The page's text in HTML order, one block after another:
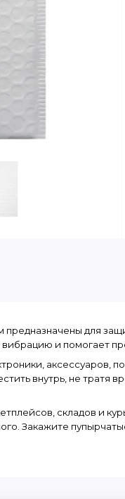
для
и помогает
аксессуаров,
внутрь, не тратя
складов и
Закажите